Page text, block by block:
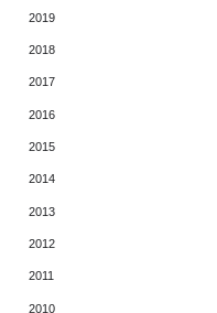
2019
2018
2017
2016
2015
2014
2013
2012
2011
2010